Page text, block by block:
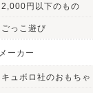
2,000円以下のもの
ごっこ遊び
メーカー
キュボロ社のおもちゃ